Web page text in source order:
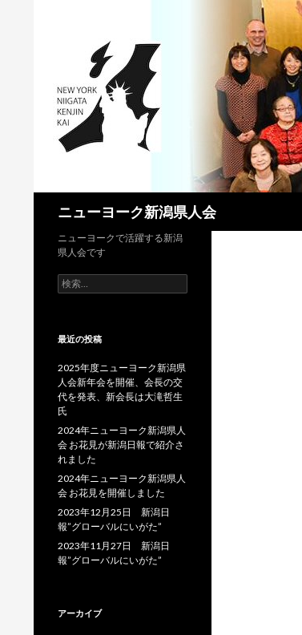
ニューヨーク新潟県人会
ニューヨークで活躍する新潟
県人会です
検
索:
最近の投稿
2025年度ニューヨーク新潟県
人会新年会を開催、会長の交
代を発表、新会長は大滝哲生
氏
2024年ニューヨーク新潟県人
会 お花見が新潟日報で紹介さ
れました
2024年ニューヨーク新潟県人
会 お花見を開催しました
2023年12月25日 新潟日
報”グローバルにいがた”
2023年11月27日 新潟日
報”グローバルにいがた”
アーカイブ